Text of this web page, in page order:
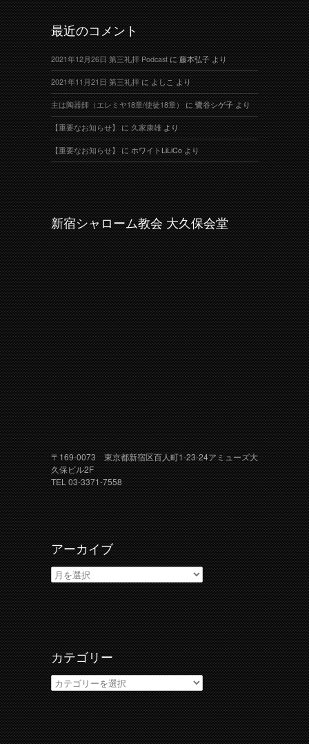
最近のコメント
2021年12月26日 第三礼拝 Podcastに藤本弘子より
2021年11月21日 第三礼拝によしこより
主は陶器師（エレミヤ18章/使徒18章）に鷺谷シゲ子より
【重要なお知らせ】に久家康雄より
【重要なお知らせ】にホワイトLiLiCoより
新宿シャローム教会 大久保会堂
〒169-0073 東京都新宿区百人町1-23-24アミューズ大
久保ビル2F
TEL 03-3371-7558
アーカイブ
ア
ー
カ
イ
ブ
カテゴリー
カ
テ
ゴ
リ
ー